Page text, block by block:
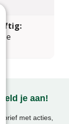
Giftig:
Nee
je aan!
met acties,